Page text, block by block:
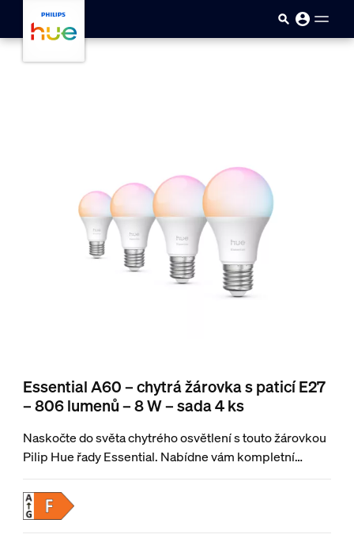
Přejít k hlavnímu obsahu
Essential A60 – chytrá žárovka s paticí E27
– 806 lumenů – 8 W – sada 4 ks
Naskočte do světa chytrého osvětlení s touto žárovkou
Pilip Hue řady Essential. Nabídne vám kompletní
barevné spektrum i regulovatelnou bílou barvu, která
se dá snadno měnit z teplé a útulné až po studenou.
O dokonalou náladu se postará plynulá regulace,
miliony barev a knihovna se světelnými scénami